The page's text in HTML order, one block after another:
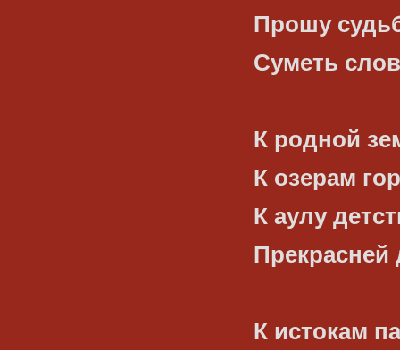
Прошу
Суметь
К родной
К озерам
К аулу
Прекрасней
К истокам